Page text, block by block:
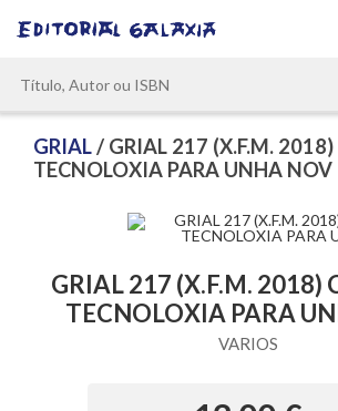
GRIAL/ GRIAL 217 (X.F.M. 2018)
TECNOLOXIA PARA UNHA NOV
GRIAL 217 (X.F.M. 2018)
TECNOLOXIA PARA
VARIOS